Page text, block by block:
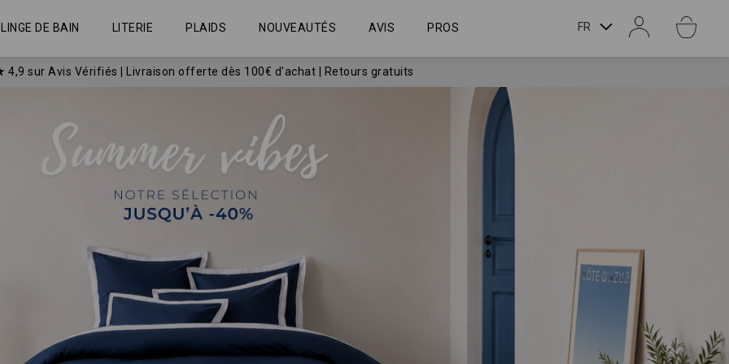
LINGE DE BAIN LITERIE PLAIDS NOUVEAUTÉS AVIS PROS LANGUE
FR
4,9 sur Avis Vérifiés Livraison offerte dès 100€ d'achat | Retours gratuits